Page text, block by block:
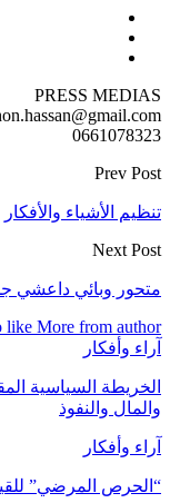
PRESS MEDIAS
0661078323
Prev Post
تنظيم الأشياء والأفكار
Next Post
متحور وبائي داعشي
like More from author
آراء وأفكار
الخريطة السياسية
والمال والنفوذ
آراء وأفكار
“الحرص المرضي”